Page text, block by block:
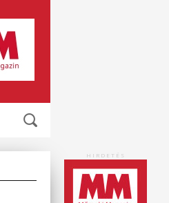
HIRDETÉS